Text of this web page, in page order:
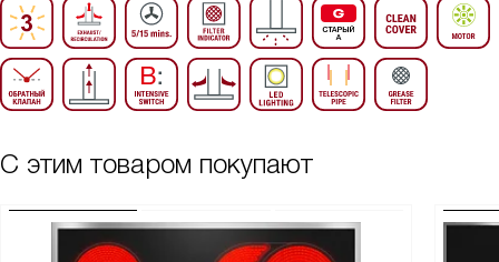
С этим товаром покупают